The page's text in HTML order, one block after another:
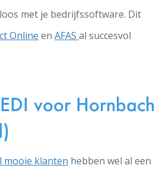
met je bedrijfssoftware. Dit
Online en AFAS al succesvol
voor Hornbach
mooie klanten hebben wel al een